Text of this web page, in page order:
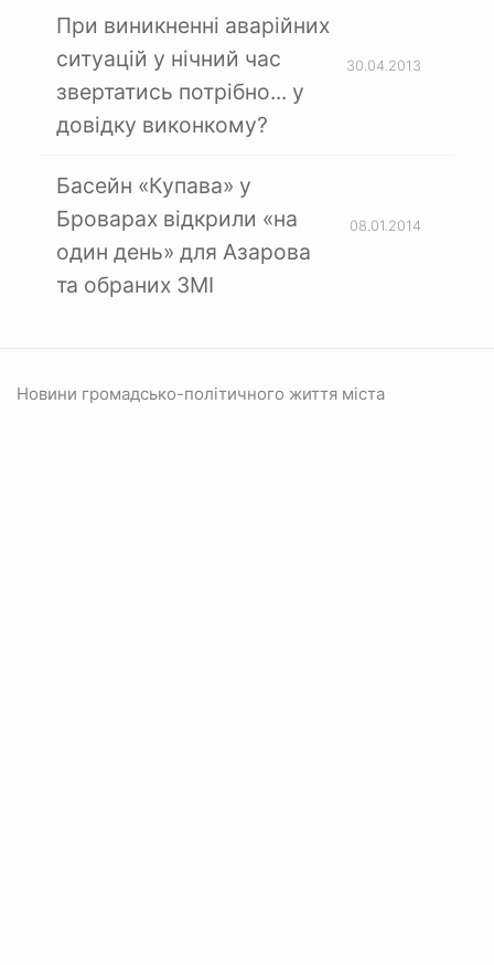
При виникненні аварійних
ситуацій у нічний час
звертатись потрібно... у
довідку виконкому?
30.04.2013
Басейн «Купава» у
Броварах відкрили «на
один день» для Азарова
та обраних ЗМІ
08.01.2014
Новини громадсько-політичного життя міста